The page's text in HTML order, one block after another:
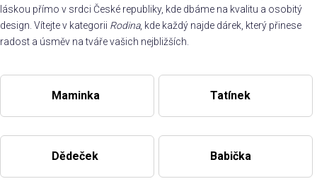
Rodina
/
Láska
sport
Příležitosti
láskou přímo v srdci České republiky, kde dbáme na kvalitu a osobitý
design. Vítejte v kategorii Rodina, kde každý najde dárek, který přinese
radost a úsměv na tváře vašich nejbližších.
Maminka Tatínek
Dědeček Babička